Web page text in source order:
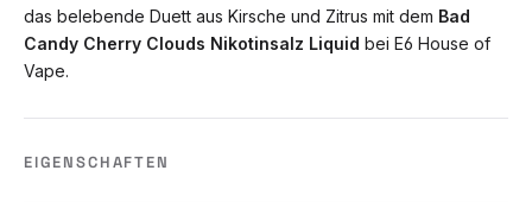
das belebende Duett aus Kirsche und Zitrus mit dem Bad
Candy Cherry Clouds Nikotinsalz Liquid bei E6 House of
Vape.
EIGENSCHAFTEN